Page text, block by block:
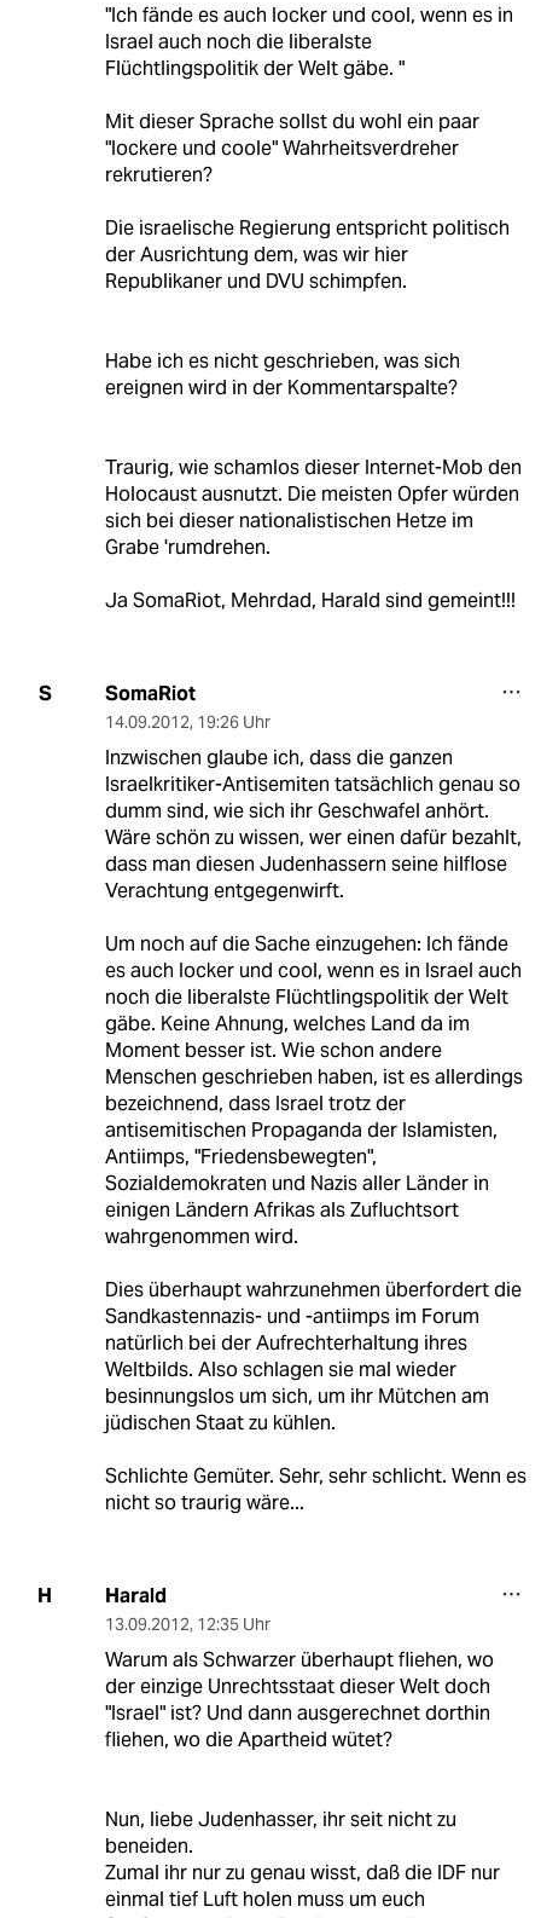
"Ich fände es auch locker und cool, wenn es in
Israel auch noch die liberalste
Flüchtlingspolitik der Welt gäbe. "
Mit dieser Sprache sollst du wohl ein paar
"lockere und coole" Wahrheitsverdreher
rekrutieren?
Die israelische Regierung entspricht politisch
der Ausrichtung dem, was wir hier
Republikaner und DVU schimpfen.
Habe ich es nicht geschrieben, was sich
ereignen wird in der Kommentarspalte?
Traurig, wie schamlos dieser Internet-Mob den
Holocaust ausnutzt. Die meisten Opfer würden
sich bei dieser nationalistischen Hetze im
Grabe 'rumdrehen.
Ja SomaRiot, Mehrdad, Harald sind gemeint!!!
S SomaRiot
14.09.2012, 19:26 Uhr
Inzwischen glaube ich, dass die ganzen
Israelkritiker-Antisemiten tatsächlich genau so
dumm sind, wie sich ihr Geschwafel anhört.
Wäre schön zu wissen, wer einen dafür bezahlt,
dass man diesen Judenhassern seine hilflose
Verachtung entgegenwirft.
Um noch auf die Sache einzugehen: Ich fände
es auch locker und cool, wenn es in Israel auch
noch die liberalste Flüchtlingspolitik der Welt
gäbe. Keine Ahnung, welches Land da im
Moment besser ist. Wie schon andere
Menschen geschrieben haben, ist es allerdings
bezeichnend, dass Israel trotz der
antisemitischen Propaganda der Islamisten,
Antiimps, "Friedensbewegten",
Sozialdemokraten und Nazis aller Länder in
einigen Ländern Afrikas als Zufluchtsort
wahrgenommen wird.
Dies überhaupt wahrzunehmen überfordert die
Sandkastennazis- und -antiimps im Forum
natürlich bei der Aufrechterhaltung ihres
Weltbilds. Also schlagen sie mal wieder
besinnungslos um sich, um ihr Mütchen am
jüdischen Staat zu kühlen.
Schlichte Gemüter. Sehr, sehr schlicht. Wenn es
nicht so traurig wäre...
H Harald
13.09.2012, 12:35 Uhr
Warum als Schwarzer überhaupt fliehen, wo
der einzige Unrechtsstaat dieser Welt doch
"Israel" ist? Und dann ausgerechnet dorthin
fliehen, wo die Apartheid wütet?
Nun, liebe Judenhasser, ihr seit nicht zu
beneiden.
Zumal ihr nur zu genau wisst, daß die IDF nur
einmal tief Luft holen muss um euch